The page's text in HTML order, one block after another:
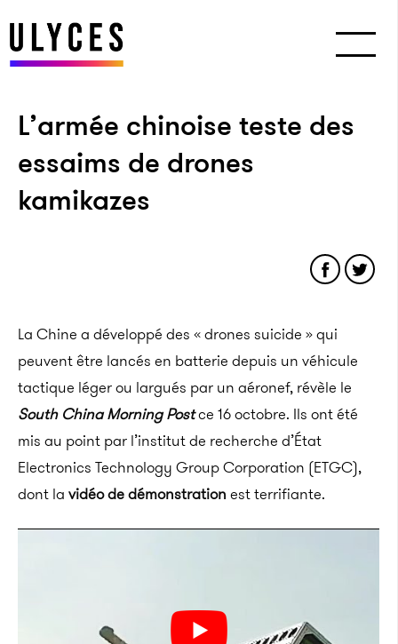
L’armée chinoise teste des
essaims de drones
kamikazes
La Chine a développé des « drones suicide » qui
peuvent être lancés en batterie depuis un véhicule
tactique léger ou largués par un aéronef, révèle le
South China Morning Postce 16 octobre. Ils ont été
mis au point par l’institut de recherche d’État
Electronics Technology Group Corporation (ETGC),
dont la vidéo de démonstration est terrifiante.